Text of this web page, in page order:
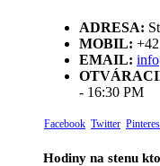
ADRESA:
MOBIL:
EMAIL:
- 16:30 PM
Facebook Twitter
Hodiny na stenu